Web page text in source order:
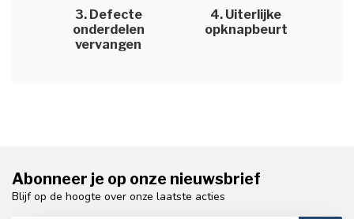
3. Defecte
onderdelen
vervangen
4. Uiterlijke
opknapbeurt
Abonneer je op onze nieuwsbrief
Blijf op de hoogte over onze laatste acties